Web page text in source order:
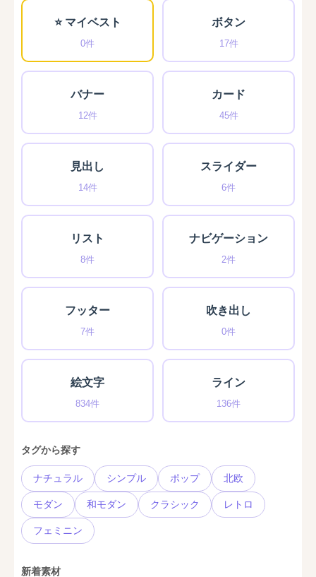
⭐ マイベスト
0件
ボタン
17件
バナー
12件
カード
45件
見出し
14件
スライダー
6件
リスト
8件
ナビゲーション
2件
フッター
7件
吹き出し
0件
絵文字
834件
ライン
136件
タグから探す
ナチュラル シンプル ポップ 北欧
モダン 和モダン クラシック レトロ
フェミニン
新着素材